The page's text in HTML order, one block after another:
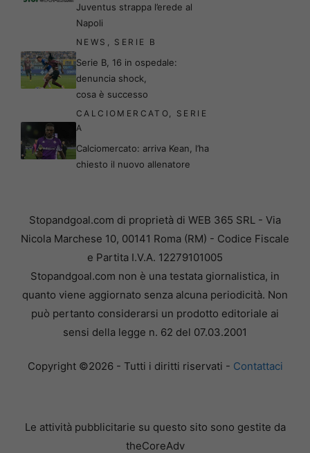
Juventus strappa l’erede al
Napoli
NEWS SERIE B
Serie B, 16 in ospedale:
denuncia shock,
cosa è successo
CALCIOMERCATO
SERIE
A
Calciomercato: arriva Kean, l’ha
chiesto il nuovo allenatore
Stopandgoal.com di proprietà di WEB 365 SRL - Via
Nicola Marchese 10, 00141 Roma (RM) - Codice Fiscale
e Partita I.V.A. 12279101005
Stopandgoal.com non è una testata giornalistica, in
quanto viene aggiornato senza alcuna periodicità. Non
può pertanto considerarsi un prodotto editoriale ai
sensi della legge n. 62 del 07.03.2001
Copyright ©2026 - Tutti i diritti riservati - Contattaci
Le attività pubblicitarie su questo sito sono gestite da
theCoreAdv